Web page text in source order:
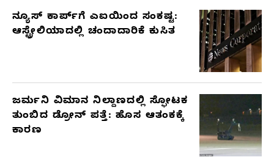
ನ್ಯೂಸ್ ಕಾರ್ಪ್‌ಗೆ ಎಐಯಿಂದ ಸಂಕಷ್ಟ:
ಆಸ್ಟ್ರೇಲಿಯಾದಲ್ಲಿ ಚಂದಾದಾರಿಕೆ ಕುಸಿತ
ಜರ್ಮನಿ ವಿಮಾನ ನಿಲ್ದಾಣದಲ್ಲಿ ಸ್ಫೋಟಕ
ತುಂಬಿದ ಡ್ರೋನ್ ಪತ್ತೆ: ಹೊಸ ಆತಂಕಕ್ಕೆ
ಕಾರಣ